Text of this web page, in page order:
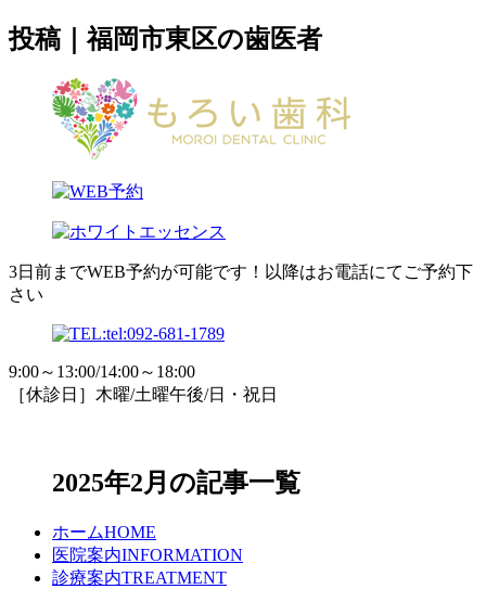
投稿｜福岡市東区の歯医者
3日前までWEB予約が可能です！以降はお電話にてご予約下
さい
9:00～13:00/14:00～18:00
［休診日］木曜/土曜午後/日・祝日
2025年2月の記事一覧
ホームHOME
医院案内INFORMATION
診療案内TREATMENT